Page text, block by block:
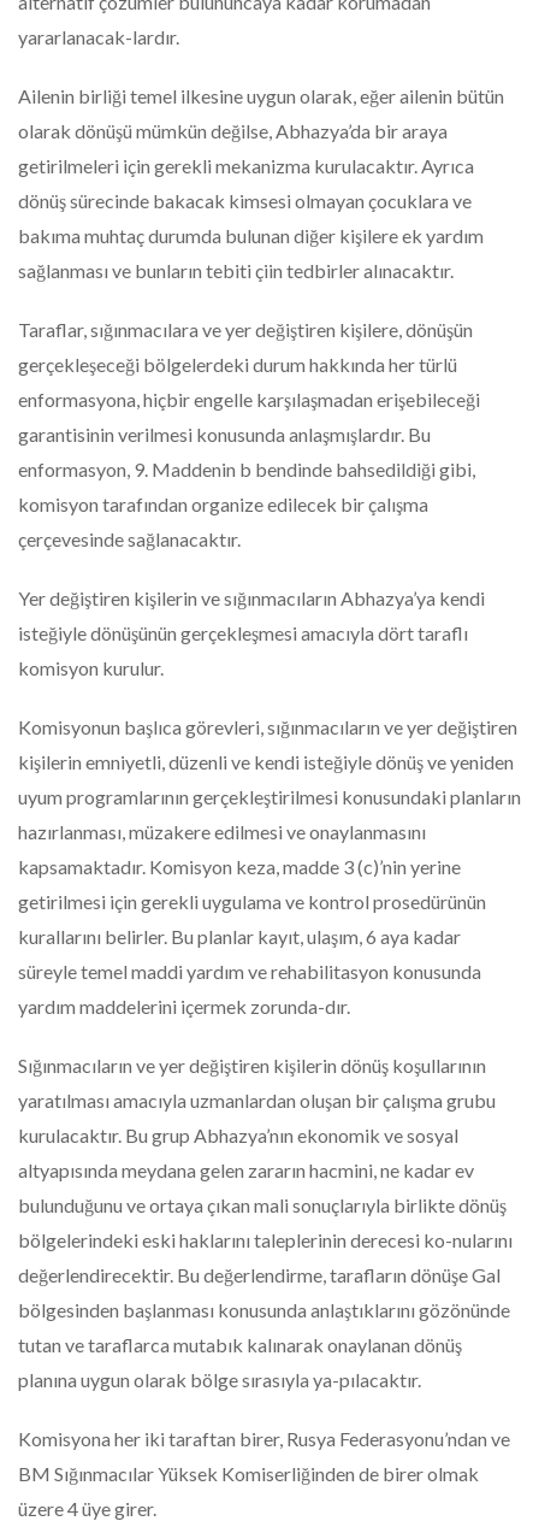
yararlanacak-lardır.
Ailenin birliği temel ilkesine uygun olarak, eğer ailenin bütün
olarak dönüşü mümkün değilse, Abhazya’da bir araya
getirilmeleri için gerekli mekanizma kurulacaktır. Ayrıca
dönüş sürecinde bakacak kimsesi olmayan çocuklara ve
bakıma muhtaç durumda bulunan diğer kişilere ek yardım
sağlanması ve bunların tebiti çiin tedbirler alınacaktır.
Taraflar, sığınmacılara ve yer değiştiren kişilere, dönüşün
gerçekleşeceği bölgelerdeki durum hakkında her türlü
enformasyona, hiçbir engelle karşılaşmadan erişebileceği
garantisinin verilmesi konusunda anlaşmışlardır. Bu
enformasyon, 9. Maddenin b bendinde bahsedildiği gibi,
komisyon tarafından organize edilecek bir çalışma
çerçevesinde sağlanacaktır.
Yer değiştiren kişilerin ve sığınmacıların Abhazya’ya kendi
isteğiyle dönüşünün gerçekleşmesi amacıyla dört taraflı
komisyon kurulur.
Komisyonun başlıca görevleri, sığınmacıların ve yer değiştiren
kişilerin emniyetli, düzenli ve kendi isteğiyle dönüş ve yeniden
uyum programlarının gerçekleştirilmesi konusundaki planların
hazırlanması, müzakere edilmesi ve onaylanmasını
kapsamaktadır. Komisyon keza, madde 3 (c)’nin yerine
getirilmesi için gerekli uygulama ve kontrol prosedürünün
kurallarını belirler. Bu planlar kayıt, ulaşım, 6 aya kadar
süreyle temel maddi yardım ve rehabilitasyon konusunda
yardım maddelerini içermek zorunda-dır.
Sığınmacıların ve yer değiştiren kişilerin dönüş koşullarının
yaratılması amacıyla uzmanlardan oluşan bir çalışma grubu
kurulacaktır. Bu grup Abhazya’nın ekonomik ve sosyal
altyapısında meydana gelen zararın hacmini, ne kadar ev
bulunduğunu ve ortaya çıkan mali sonuçlarıyla birlikte dönüş
bölgelerindeki eski haklarını taleplerinin derecesi ko-nularını
değerlendirecektir. Bu değerlendirme, tarafların dönüşe Gal
bölgesinden başlanması konusunda anlaştıklarını gözönünde
tutan ve taraflarca mutabık kalınarak onaylanan dönüş
planına uygun olarak bölge sırasıyla ya-pılacaktır.
Komisyona her iki taraftan birer, Rusya Federasyonu’ndan ve
BM Sığınmacılar Yüksek Komiserliğinden de birer olmak
üzere 4 üye girer.